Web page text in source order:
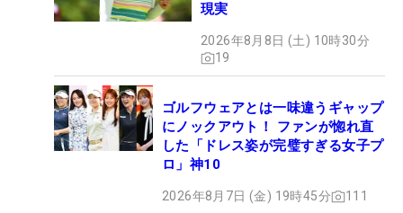
現実
2026年8月8日 (土) 10時30分
19
ゴルフウェアとは一味違うギャップ
にノックアウト！ ファンが惚れ直
した「ドレス姿が完璧すぎる女子プ
ロ」神10
2026年8月7日 (金) 19時45分 111